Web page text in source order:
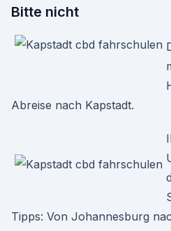
Bitte nicht
Abreise nach Kapstadt.
Tipps: Von Johannesburg